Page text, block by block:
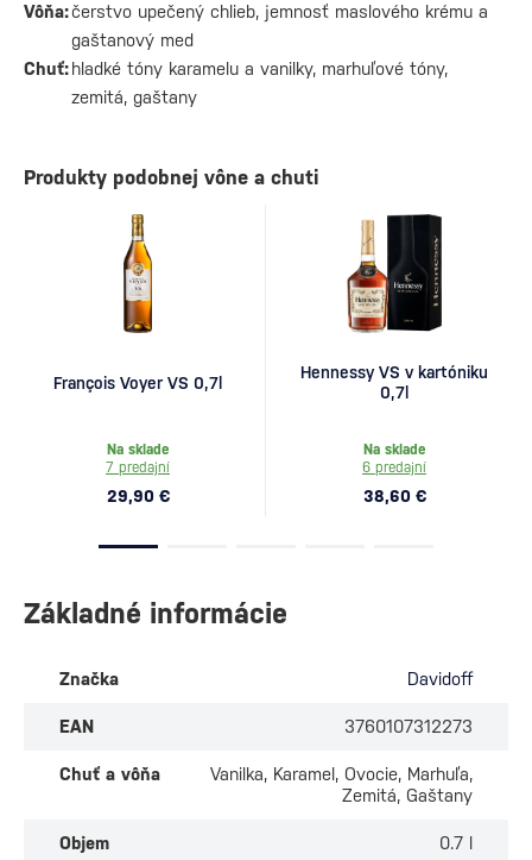
Vôňa:čerstvo upečený chlieb, jemnosť maslového krému a
gaštanový med
Chuť:hladké tóny karamelu a vanilky, marhuľové tóny,
zemitá, gaštany
Produkty podobnej vône a chuti
François Voyer VS 0,7l
Na sklade
7 predajní
29,90 €
Hennessy VS v kartóniku
0,7l
Na sklade
6 predajní
38,60 €
Základné informácie
Značka Davidoff
EAN 3760107312273
Chuť a vôňa
Vanilka, Karamel, Ovocie, Marhuľa,
Zemitá, Gaštany
Objem 0.7 l